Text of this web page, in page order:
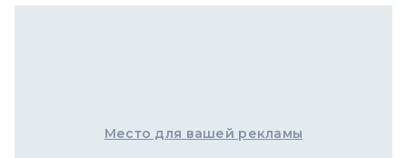
Место для вашей рекламы